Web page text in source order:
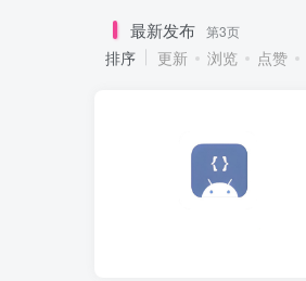
最新发布 第3页
排序 更新 浏览 点赞